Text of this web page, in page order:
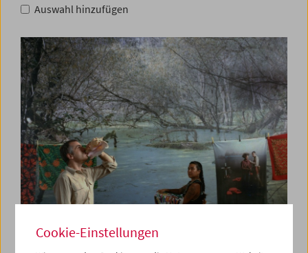
Auswahl hinzufügen
Cookie-Einstellungen